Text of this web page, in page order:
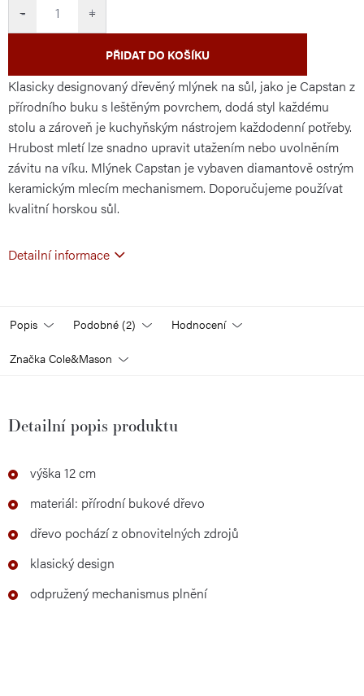
+
−
PŘIDAT DO KOŠÍKU
Klasicky designovaný dřevěný mlýnek na sůl, jako je Capstan z
přírodního buku s leštěným povrchem, dodá styl každému
stolu a zároveň je kuchyňským nástrojem každodenní potřeby.
Hrubost mletí lze snadno upravit utažením nebo uvolněním
závitu na víku. Mlýnek Capstan je vybaven diamantově ostrým
keramickým mlecím mechanismem. Doporučujeme používat
kvalitní horskou sůl.
Detailní informace
Popis Podobné (2) Hodnocení
Značka Cole&Mason
Detailní popis produktu
výška 12 cm
materiál: přírodní bukové dřevo
dřevo pochází z obnovitelných zdrojů
klasický design
odpružený mechanismus plnění